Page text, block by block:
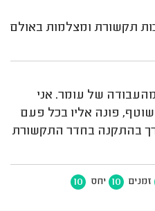
תקשורת ומצלמות באולם
של עומר. אני
שוטף, פונה אליו בכל פעם
בהתקנה בחדר התקשורת
זמנים 10 יחס 10